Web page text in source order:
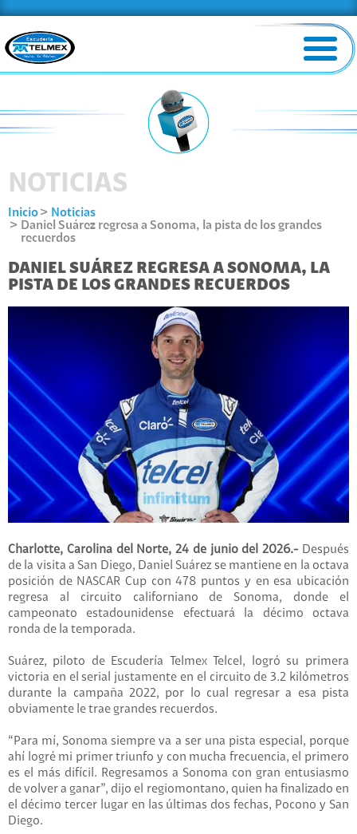
NOTICIAS
Inicio
Noticias
Daniel Suárez regresa a Sonoma, la pista de los grandes
recuerdos
DANIEL SUÁREZ REGRESA A SONOMA, LA
PISTA DE LOS GRANDES RECUERDOS
Charlotte, Carolina del Norte, 24 de junio del 2026.-Después
de la visita a San Diego, Daniel Suárez se mantiene en la octava
posición de NASCAR Cup con 478 puntos y en esa ubicación
regresa al circuito californiano de Sonoma, donde el
campeonato estadounidense efectuará la décimo octava
ronda de la temporada.
Suárez, piloto de Escudería Telmex Telcel, logró su primera
victoria en el serial justamente en el circuito de 3.2 kilómetros
durante la campaña 2022, por lo cual regresar a esa pista
obviamente le trae grandes recuerdos.
“Para mí, Sonoma siempre va a ser una pista especial, porque
ahí logré mi primer triunfo y con mucha frecuencia, el primero
es el más difícil. Regresamos a Sonoma con gran entusiasmo
de volver a ganar”, dijo el regiomontano, quien ha finalizado en
el décimo tercer lugar en las últimas dos fechas, Pocono y San
Diego.